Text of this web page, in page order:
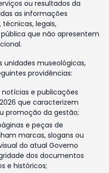
ou resultados da
as informações
legais,
que não apresentem
unidades museológicas,
providências:
e publicações
que caracterizem
promoção da gestão;
e peças de
marcas, slogans ou
do atual Governo
dos documentos
e históricos;